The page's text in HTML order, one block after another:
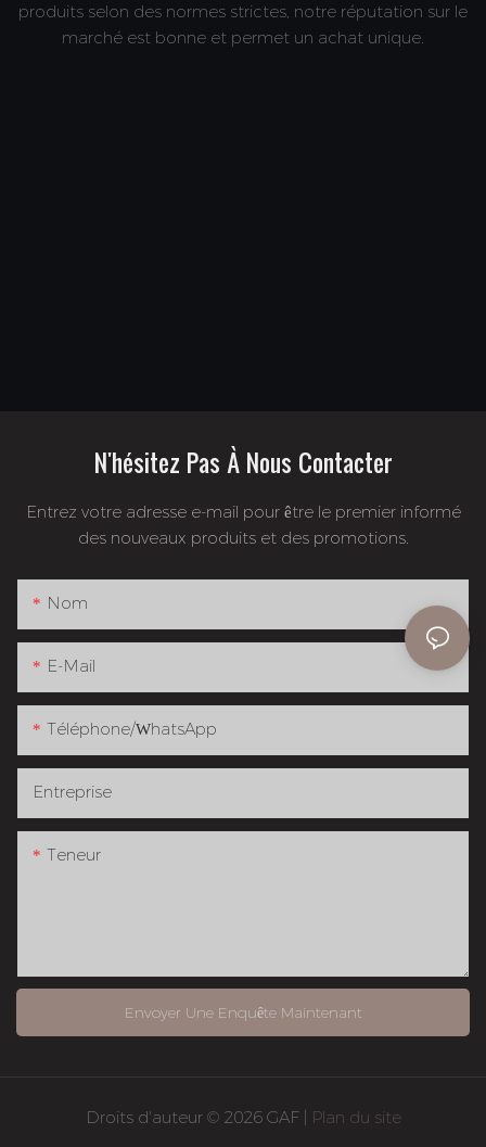
produits selon des normes strictes, notre réputation sur le
marché est bonne et permet un achat unique.
N'hésitez Pas À Nous Contacter
Entrez votre adresse e-mail pour être le premier informé
des nouveaux produits et des promotions.
Nom
E-Mail
Téléphone/WhatsApp
Entreprise
Teneur
Envoyer Une Enquête Maintenant
Droits d'auteur © 2026 GAF | Plan du site